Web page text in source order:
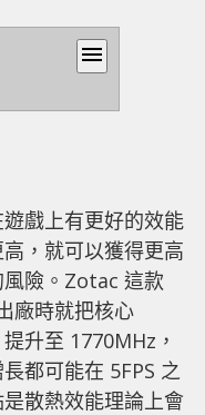
menu
戲上有更好的效能
，就可以獲得更高
險。Zotac 這款
廠時就把核心
升至 1770MHz，
都可能在 5FPS 之
散熱效能理論上會